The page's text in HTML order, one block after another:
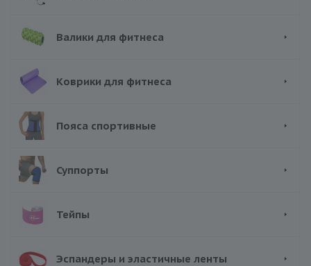
Валики для фитнеса
Коврики для фитнеса
Пояса спортивные
Суппорты
Тейпы
Эспандеры и эластичные ленты